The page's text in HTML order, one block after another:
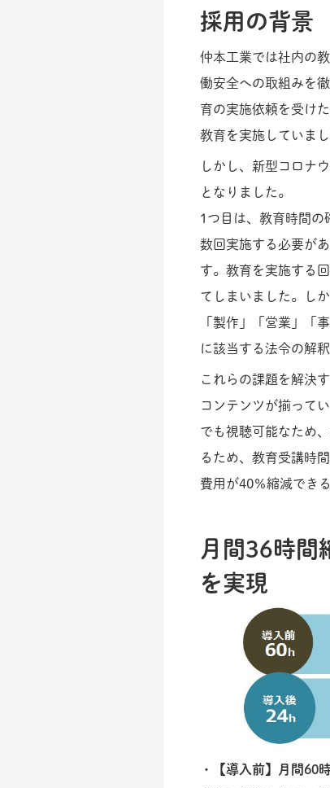
採用の背景
仲本工業では社内の
働安全への取組みを
育の実施依頼を受け
教育を実施していまし
しかし、新型コロナ
となりました。
1つ目は、教育時間の
数回実施する必要が
す。教育を実施する
てしまいました。し
「製作」「営業」「
に該当する法令の解
これらの課題を解決
コンテンツが揃って
でも視聴可能なため
るため、教育受講時
費用が40％縮減でき
月間36時間
を実現
・【導入前】月間60